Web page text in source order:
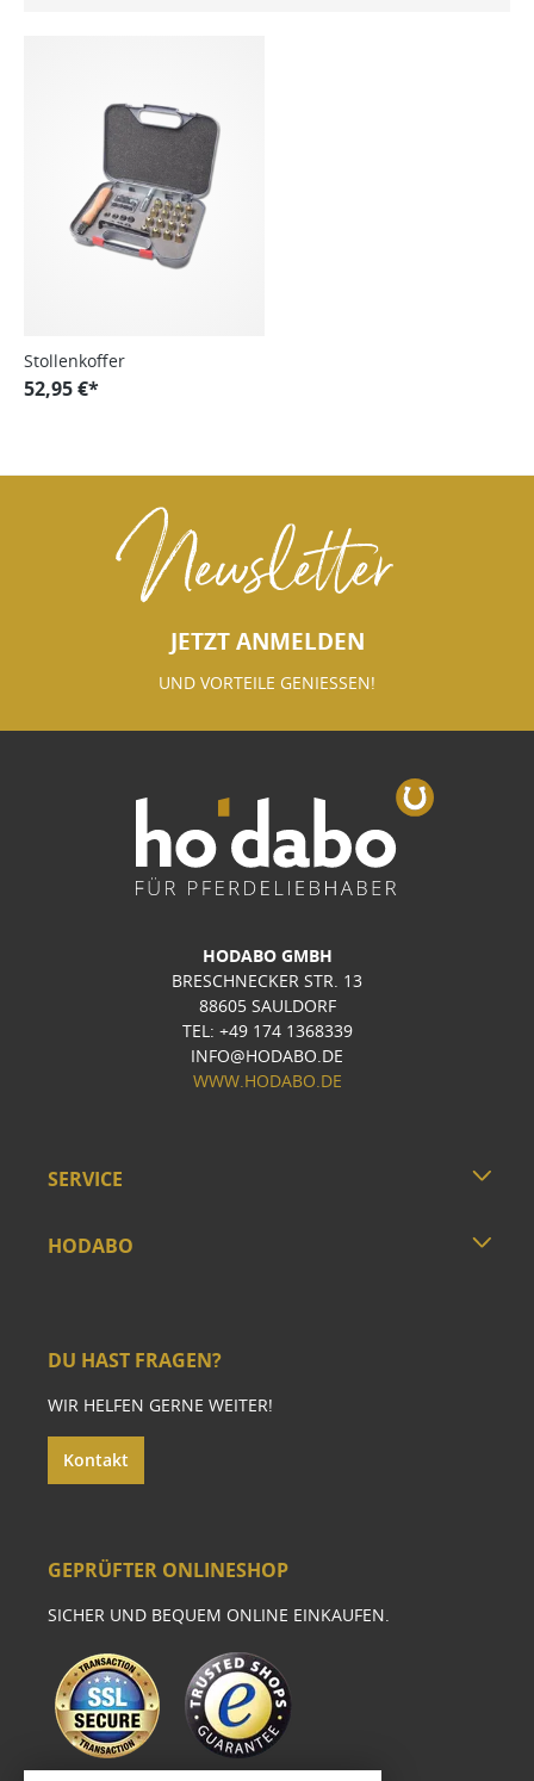
Stollenkoffer
52,95 €*
Newsletter
JETZT ANMELDEN
UND VORTEILE GENIESSEN!
HODABO GMBH
BRESCHNECKER STR. 13
88605 SAULDORF
TEL: +49 174 1368339
INFO@HODABO.DE
WWW.HODABO.DE
SERVICE
HODABO
DU HAST FRAGEN?
WIR HELFEN GERNE WEITER!
Kontakt
GEPRÜFTER ONLINESHOP
SICHER UND BEQUEM ONLINE EINKAUFEN.